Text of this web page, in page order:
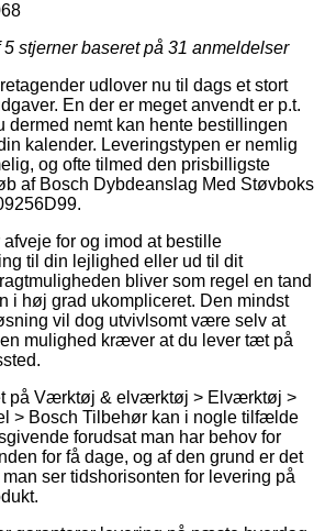
5 stjerner baseret på 31 anmeldelser
udlover nu til dags et stort
En der er meget anvendt er p.t.
dermed nemt kan hente bestillingen
kalender. Leveringstypen er nemlig
og ofte tilmed den prisbilligste
af Bosch Dybdeanslag Med Støvboks
for og imod at bestille
til din lejlighed eller ud til dit
bliver som regel en tand
i høj grad ukompliceret. Den mindst
vil dog utvivlsomt være selv at
mulighed kræver at du lever tæt på
på Værktøj & elværktøj > Elværktøj >
> Bosch Tilbehør kan i nogle tilfælde
forudsat man har behov for
for få dage, og af den grund er det
ser tidshorisonten for levering på